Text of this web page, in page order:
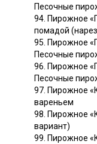
Песочные
94. Пирожное
помадой
95. Пирожное
Песочные
96. Пирожное
Песочные
97. Пирожное
вареньем
98. Пирожное
вариант)
99. Пирожное